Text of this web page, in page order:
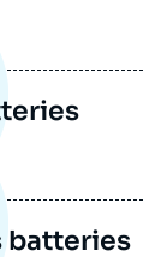
batteries